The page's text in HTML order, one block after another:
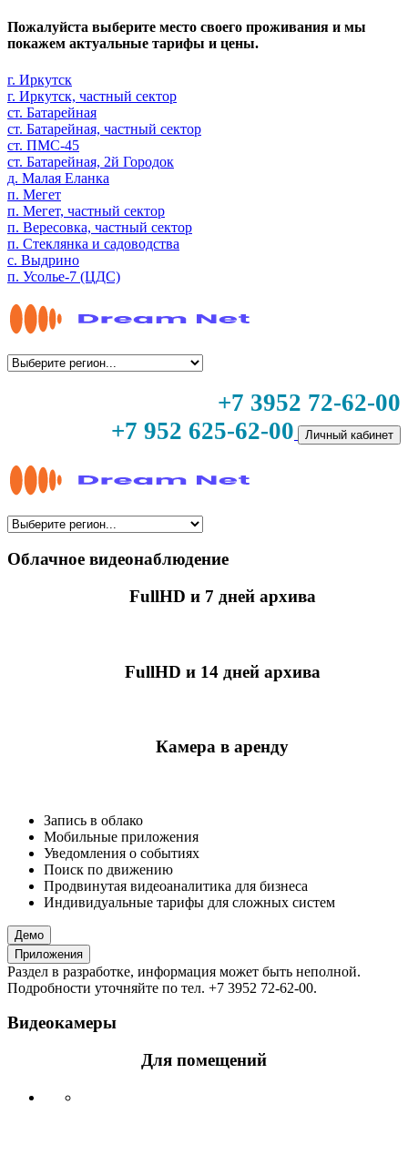
Пожалуйста выберите место своего проживания и мы
покажем актуальные тарифы и цены.
г. Иркутск
г. Иркутск, частный сектор
ст. Батарейная
ст. Батарейная, частный сектор
ст. ПМС-45
ст. Батарейная, 2й Городок
д. Малая Еланка
п. Мегет
п. Мегет, частный сектор
п. Вересовка, частный сектор
п. Стеклянка и садоводства
с. Выдрино
п. Усолье-7 (ЦДС)
+7 3952 72-62-00
+7 952 625-62-00
Личный кабинет
Облачное видеонаблюдение
FullHD и 7 дней архива
FullHD и 14 дней архива
Камера в аренду
Запись в облако
Мобильные приложения
Уведомления о событиях
Поиск по движению
Продвинутая видеоаналитика для бизнеса
Индивидуальные тарифы для сложных систем
Демо
Приложения
Раздел в разработке, информация может быть неполной.
Подробности уточняйте по тел. +7 3952 72-62-00.
Видеокамеры
Для помещений